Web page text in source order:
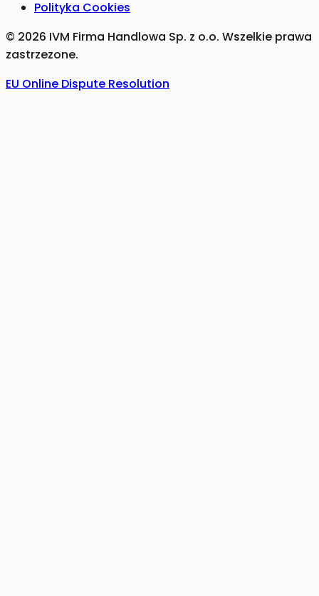
Polityka Cookies
© 2026 IVM Firma Handlowa Sp. z o.o. Wszelkie prawa
zastrzezone.
EU Online Dispute Resolution